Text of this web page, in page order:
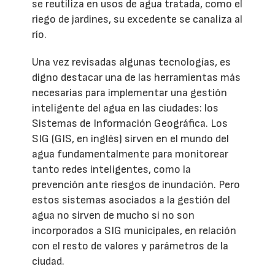
se reutiliza en usos de agua tratada, como el
riego de jardines, su excedente se canaliza al
río.
Una vez revisadas algunas tecnologías, es
digno destacar una de las herramientas más
necesarias para implementar una gestión
inteligente del agua en las ciudades: los
Sistemas de Información Geográfica. Los
SIG (GIS, en inglés) sirven en el mundo del
agua fundamentalmente para monitorear
tanto redes inteligentes, como la
prevención ante riesgos de inundación. Pero
estos sistemas asociados a la gestión del
agua no sirven de mucho si no son
incorporados a SIG municipales, en relación
con el resto de valores y parámetros de la
ciudad.